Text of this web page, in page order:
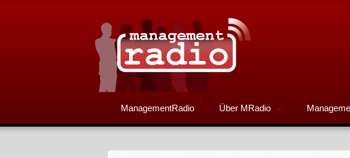
ManagementRadio Über MRadio